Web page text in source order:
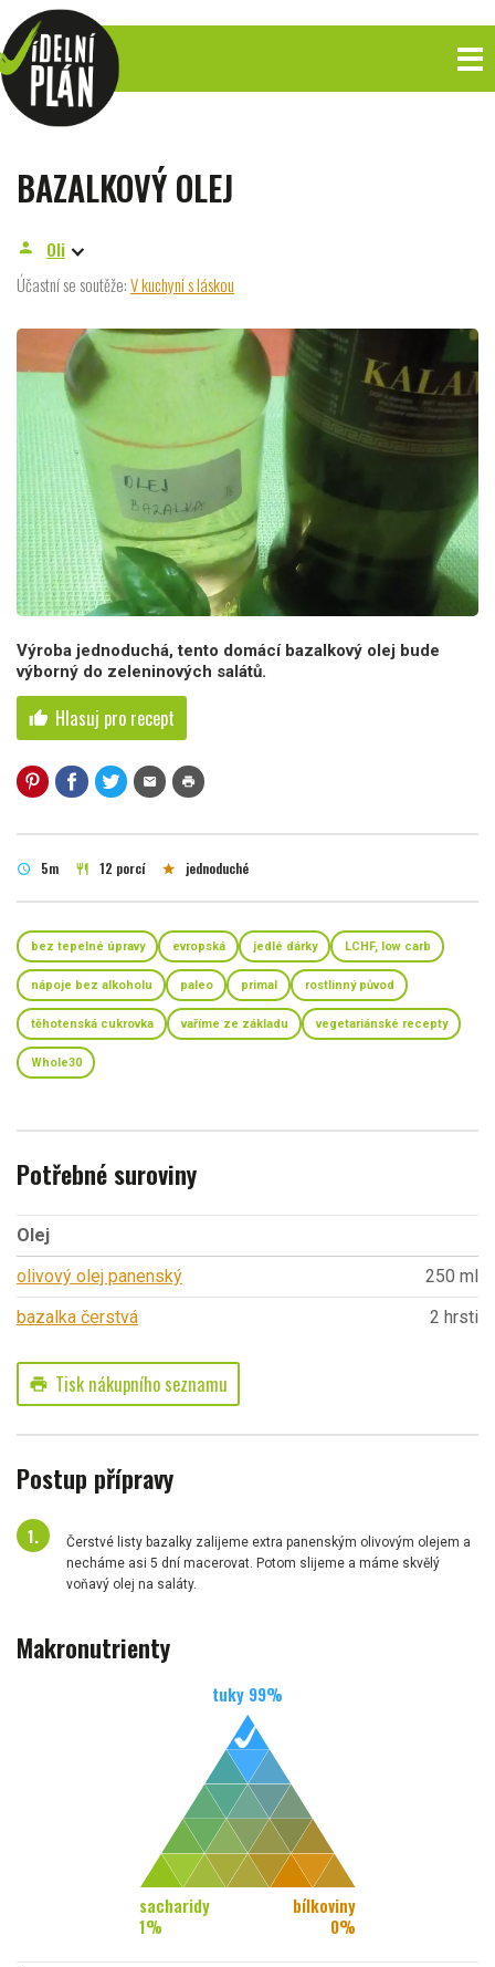
BAZALKOVÝ OLEJ
person
Oli
Účastní se soutěže:V kuchyni s láskou
Výroba jednoduchá, tento domácí bazalkový olej bude
výborný do zeleninových salátů.
thumb_up Hlasuj pro recept
mail print
schedule 5m restaurant 12 porcí star jednoduché
bez tepelné úpravy evropská jedlé dárky LCHF, low carb
nápoje bez alkoholu paleo primal rostlinný původ
těhotenská cukrovka vaříme ze základu vegetariánské recepty
Whole30
Potřebné suroviny
Olej
olivový olej panenský
250 ml
bazalka čerstvá
2 hrsti
print Tisk nákupního seznamu
Postup přípravy
Čerstvé listy bazalky zalijeme extra panenským olivovým olejem a
necháme asi 5 dní macerovat. Potom slijeme a máme skvělý
voňavý olej na saláty.
Makronutrienty
tuky 99%
sacharidy
1%
bílkoviny
0%